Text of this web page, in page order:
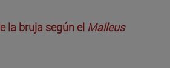
la bruja según el Malleus